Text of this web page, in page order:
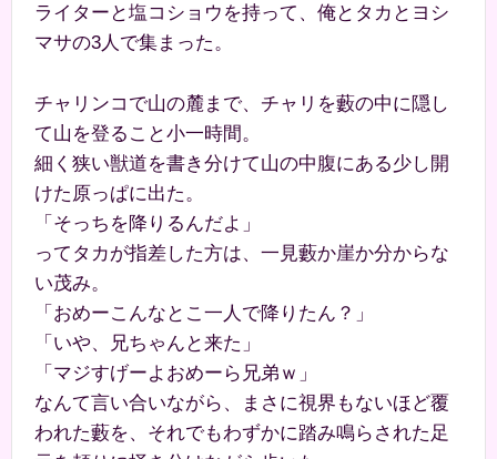
ライターと塩コショウを持って、俺とタカとヨシ
マサの3人で集まった。
チャリンコで山の麓まで、チャリを藪の中に隠し
て山を登ること小一時間。
細く狭い獣道を書き分けて山の中腹にある少し開
けた原っぱに出た。
「そっちを降りるんだよ」
ってタカが指差した方は、一見藪か崖か分からな
い茂み。
「おめーこんなとこ一人で降りたん？」
「いや、兄ちゃんと来た」
「マジすげーよおめーら兄弟ｗ」
なんて言い合いながら、まさに視界もないほど覆
われた藪を、それでもわずかに踏み鳴らされた足